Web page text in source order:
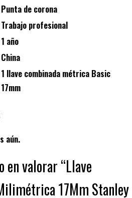
Punta de corona
Trabajo profesional
1 año
China
1 llave combinada métrica Basic
17mm
aún.
en valorar “Llave
17Mm Stanley